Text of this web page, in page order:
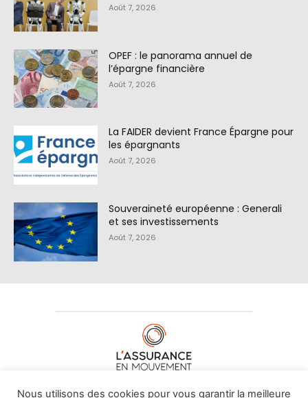
Août 7, 2026
OPEF : le panorama annuel de
l’épargne financière
Août 7, 2026
La FAIDER devient France Épargne pour
les épargnants
Août 7, 2026
Souveraineté européenne : Generali
et ses investissements
Août 7, 2026
À PROPOS DE NOUS•CONTACT
Nous utilisons des cookies pour vous garantir la meilleure